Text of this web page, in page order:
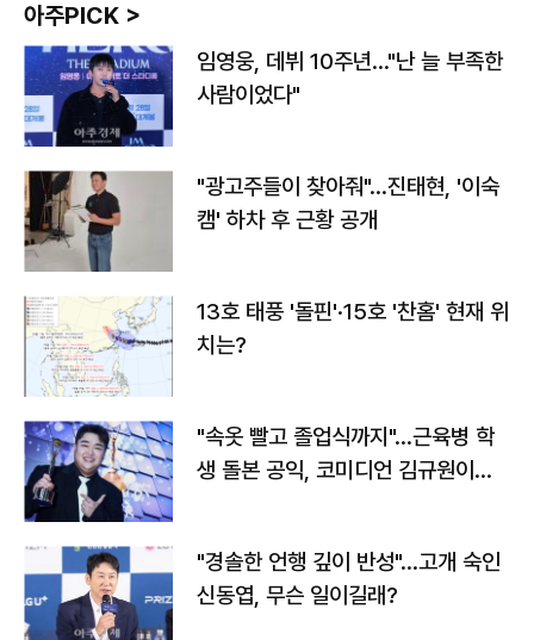
아주PICK >
임영웅, 데뷔 10주년…"난 늘 부족한
사람이었다"
"광고주들이 찾아줘"…진태현, '이숙
캠' 하차 후 근황 공개
13호 태풍 '돌핀'·15호 '찬홈' 현재 위
치는?
"속옷 빨고 졸업식까지"…근육병 학
생 돌본 공익, 코미디언 김규원이었
"경솔한 언행 깊이 반성"…고개 숙인
신동엽, 무슨 일이길래?